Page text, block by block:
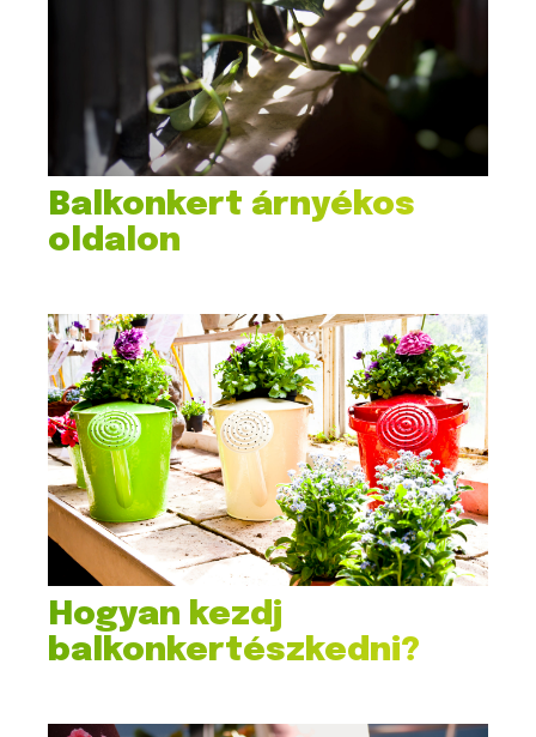
Balkonkert árnyékos
oldalon
Hogyan kezdj
balkonkertészkedni?